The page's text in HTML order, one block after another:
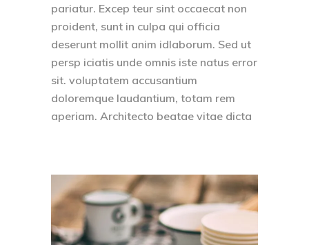
pariatur. Excep teur sint occaecat non
proident, sunt in culpa qui officia
deserunt mollit anim idlaborum. Sed ut
persp iciatis unde omnis iste natus error
sit. voluptatem accusantium
doloremque laudantium, totam rem
aperiam. Architecto beatae vitae dicta